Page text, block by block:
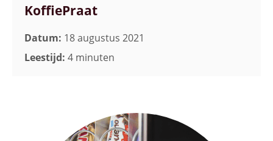
KoffiePraat
Datum: 18 augustus 2021
Leestijd: 4 minuten